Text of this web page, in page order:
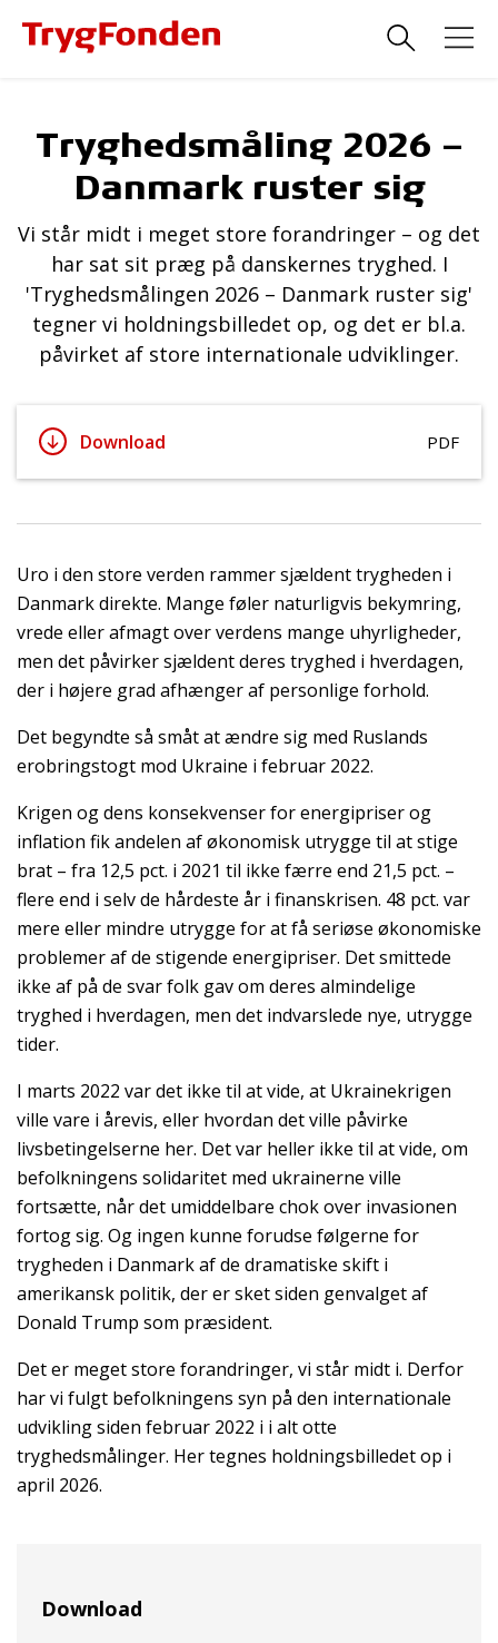
Tryghedsmåling 2026 –
Danmark ruster sig
Vi står midt i meget store forandringer – og det
har sat sit præg på danskernes tryghed. I
'Tryghedsmålingen 2026 – Danmark ruster sig'
tegner vi holdningsbilledet op, og det er bl.a.
påvirket af store internationale udviklinger.
Download PDF
Uro i den store verden rammer sjældent trygheden i
Danmark direkte. Mange føler naturligvis bekymring,
vrede eller afmagt over verdens mange uhyrligheder,
men det påvirker sjældent deres tryghed i hverdagen,
der i højere grad afhænger af personlige forhold.
Det begyndte så småt at ændre sig med Ruslands
erobringstogt mod Ukraine i februar 2022.
Krigen og dens konsekvenser for energipriser og
inflation fik andelen af økonomisk utrygge til at stige
brat – fra 12,5 pct. i 2021 til ikke færre end 21,5 pct. –
flere end i selv de hårdeste år i finanskrisen. 48 pct. var
mere eller mindre utrygge for at få seriøse økonomiske
problemer af de stigende energipriser. Det smittede
ikke af på de svar folk gav om deres almindelige
tryghed i hverdagen, men det indvarslede nye, utrygge
tider.
I marts 2022 var det ikke til at vide, at Ukrainekrigen
ville vare i årevis, eller hvordan det ville påvirke
livsbetingelserne her. Det var heller ikke til at vide, om
befolkningens solidaritet med ukrainerne ville
fortsætte, når det umiddelbare chok over invasionen
fortog sig. Og ingen kunne forudse følgerne for
trygheden i Danmark af de dramatiske skift i
amerikansk politik, der er sket siden genvalget af
Donald Trump som præsident.
Det er meget store forandringer, vi står midt i. Derfor
har vi fulgt befolkningens syn på den internationale
udvikling siden februar 2022 i i alt otte
tryghedsmålinger. Her tegnes holdningsbilledet op i
april 2026.
Download